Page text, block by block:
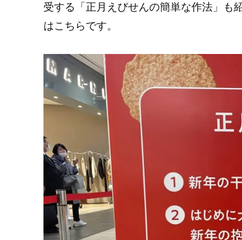
受する「正月えびせんの簡単な作法」も
はこちらです。